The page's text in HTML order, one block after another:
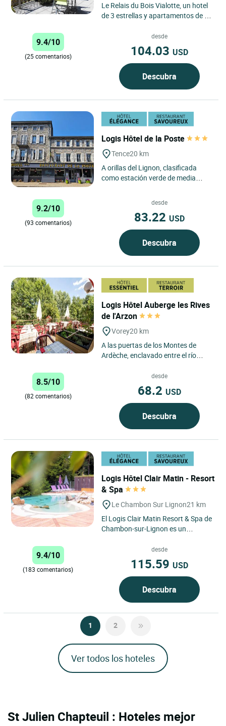
Le Relais du Bois Vialotte, un hotel
de 3 estrellas y apartamentos de 4
Lignon que combinan naturaleza,...
9.4/10
(25 comentarios)
desde
104.03 USD
Descubra
Logis Hôtel de la Poste
Tence20 km
A orillas del Lignon, clasificada
como estación verde de media
conservado su encanto y
9.2/10
(93 comentarios)
desde
83.22 USD
Descubra
Logis Hôtel Auberge les Rives
de l'Arzon
Vorey20 km
A las puertas de los Montes de
Ardèche, enclavado entre el río
último gran río salvaje...
8.5/10
(82 comentarios)
desde
68.2 USD
Descubra
Logis Hôtel Clair Matin - Resort
& Spa
Le Chambon Sur Lignon21 km
El Logis Clair Matin Resort & Spa de
Chambon-sur-Lignon es un
que ofrece una estancia
inolvidable...
9.4/10
(183 comentarios)
desde
115.59 USD
Descubra
1 2
Ver todos los hoteles
St Julien Chapteuil : Hoteles mejor